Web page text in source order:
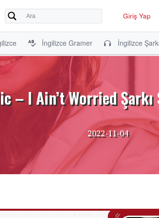
Giriş Yap
İngilizce Gramer İngilizce
– I Ain’t Worried
2022-11-04